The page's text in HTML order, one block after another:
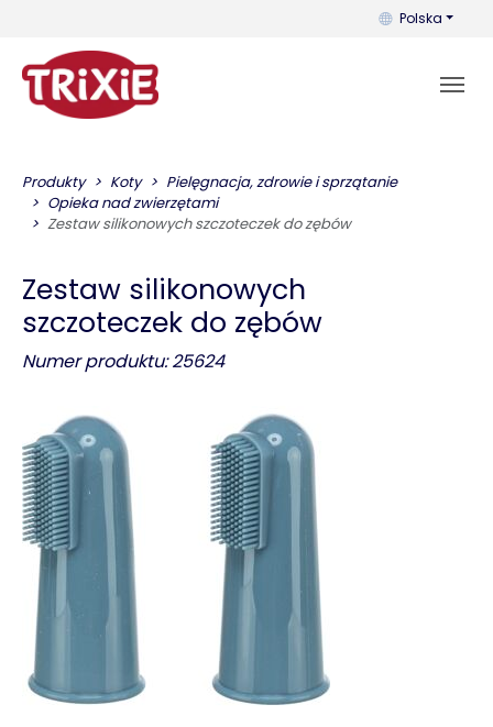
Możesz
Polska
Produkty Koty
Pielęgnacja, zdrowie i sprzątanie
Opieka nad zwierzętami
Zestaw silikonowych szczoteczek do zębów
Zestaw silikonowych
szczoteczek do zębów
Numer produktu: 25624